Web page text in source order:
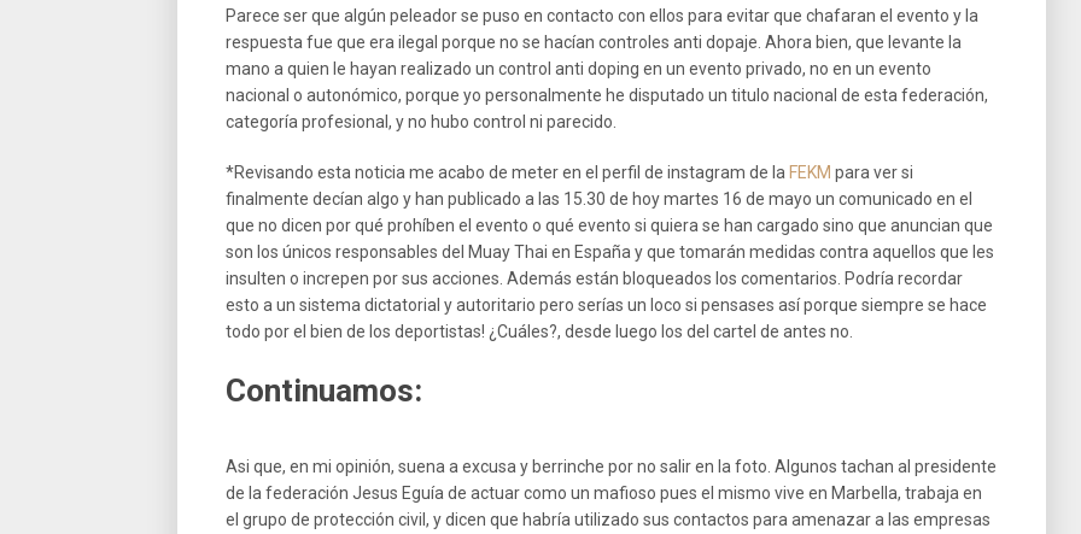
Parece ser que algún peleador se puso en contacto con ellos para evitar que chafaran el evento y la
respuesta fue que era ilegal porque no se hacían controles anti dopaje. Ahora bien, que levante la
mano a quien le hayan realizado un control anti doping en un evento privado, no en un evento
nacional o autonómico, porque yo personalmente he disputado un titulo nacional de esta federación,
categoría profesional, y no hubo control ni parecido.
*Revisando esta noticia me acabo de meter en el perfil de instagram de la FEKM para ver si
finalmente decían algo y han publicado a las 15.30 de hoy martes 16 de mayo un comunicado en el
que no dicen por qué prohíben el evento o qué evento si quiera se han cargado sino que anuncian que
son los únicos responsables del Muay Thai en España y que tomarán medidas contra aquellos que les
insulten o increpen por sus acciones. Además están bloqueados los comentarios. Podría recordar
esto a un sistema dictatorial y autoritario pero serías un loco si pensases así porque siempre se hace
todo por el bien de los deportistas! ¿Cuáles?, desde luego los del cartel de antes no.
Continuamos:
Asi que, en mi opinión, suena a excusa y berrinche por no salir en la foto. Algunos tachan al presidente
de la federación Jesus Eguía de actuar como un mafioso pues el mismo vive en Marbella, trabaja en
el grupo de protección civil, y dicen que habría utilizado sus contactos para amenazar a las empresas